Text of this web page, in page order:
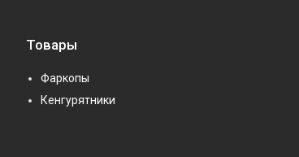
Товары
Фаркопы
Кенгурятники